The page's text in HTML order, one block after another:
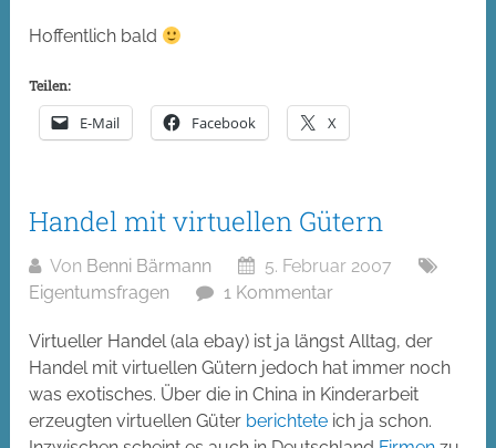
Hoffentlich bald
Teilen:
E-Mail Facebook X
Handel mit virtuellen Gütern
Von Benni Bärmann
5. Februar 2007
Eigentumsfragen
1 Kommentar
Virtueller Handel (ala ebay) ist ja längst Alltag, der
Handel mit virtuellen Gütern jedoch hat immer noch
was exotisches. Über die in China in Kinderarbeit
erzeugten virtuellen Güter berichtete ich ja schon.